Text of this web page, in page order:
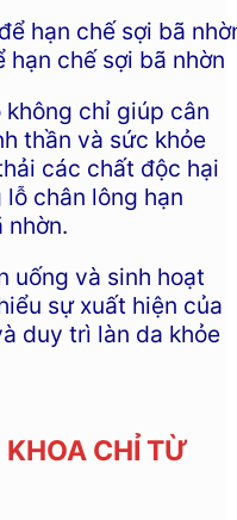
hạn chế sợi bã nhờn
chỉ giúp cân
thần và sức khỏe
các chất độc hại
chân lông hạn
nhờn.
uống và sinh hoạt
sự xuất hiện của
duy trì làn da khỏe
CHỈ TỪ